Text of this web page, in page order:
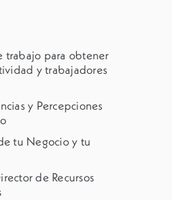
trabajo para obtener
y trabajadores
y Percepciones
tu Negocio y tu
de Recursos